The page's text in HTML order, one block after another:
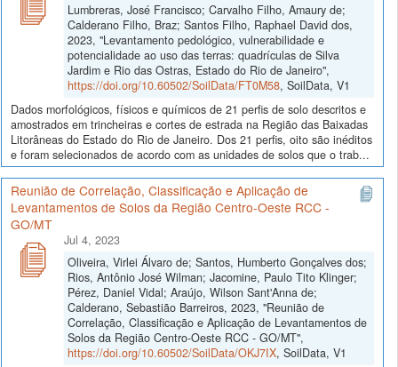
Lumbreras, José Francisco; Carvalho Filho, Amaury de;
Calderano Filho, Braz; Santos Filho, Raphael David dos,
2023, "Levantamento pedológico, vulnerabilidade e
potencialidade ao uso das terras: quadrículas de Silva
Jardim e Rio das Ostras, Estado do Rio de Janeiro",
https://doi.org/10.60502/SoilData/FT0M58, SoilData, V1
Dados morfológicos, físicos e químicos de 21 perfis de solo descritos e
amostrados em trincheiras e cortes de estrada na Região das Baixadas
Litorâneas do Estado do Rio de Janeiro. Dos 21 perfis, oito são inéditos
e foram selecionados de acordo com as unidades de solos que o trab...
Reunião de Correlação, Classificação e Aplicação de
Levantamentos de Solos da Região Centro-Oeste RCC -
GO/MT
Jul 4, 2023
Oliveira, Virlei Álvaro de; Santos, Humberto Gonçalves dos;
Rios, Antônio José Wilman; Jacomine, Paulo Tito Klinger;
Pérez, Daniel Vidal; Araújo, Wilson Sant'Anna de;
Calderano, Sebastião Barreiros, 2023, "Reunião de
Correlação, Classificação e Aplicação de Levantamentos de
Solos da Região Centro-Oeste RCC - GO/MT",
https://doi.org/10.60502/SoilData/OKJ7IX, SoilData, V1